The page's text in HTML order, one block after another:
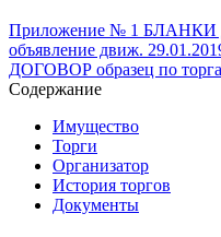
Приложение № 1 БЛАНКИ
объявление движ.
ДОГОВОР образец по
Содержание
Имущество
Торги
Организатор
История торгов
Документы